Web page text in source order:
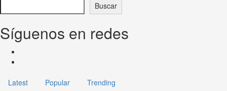
Buscar
Síguenos en redes
Latest Popular Trending